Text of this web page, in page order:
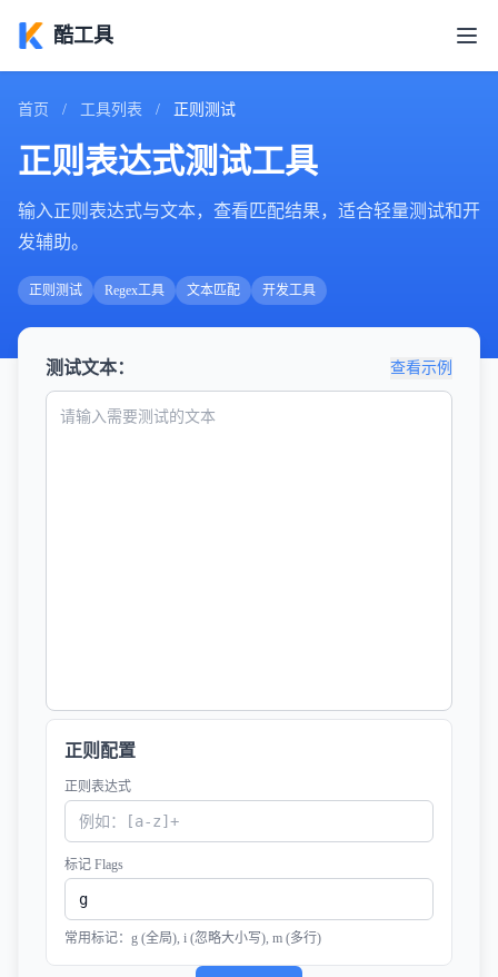
酷工具
首页 / 工具列表 / 正则测试
正则表达式测试工具
输入正则表达式与文本，查看匹配结果，适合轻量测试和开
发辅助。
正则测试 Regex工具 文本匹配 开发工具
测试文本： 查看示例
正则配置
正则表达式
标记 Flags
常用标记：g (全局), i (忽略大小写), m (多行)